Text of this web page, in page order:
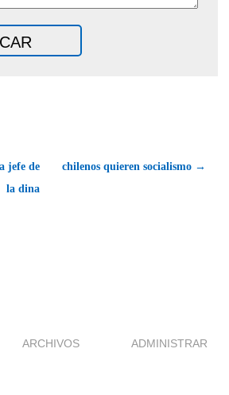
jefe de
la dina
chilenos quieren socialismo →
ARCHIVOS ADMINISTRAR